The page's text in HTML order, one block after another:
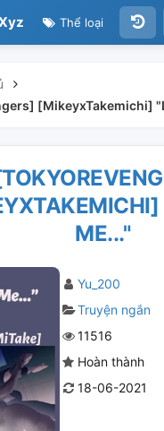
Thể loại
[MikeyxTakemichi]
ME..."
Yu_200
Truyện ngắn
11516
Hoàn thành
18-06-2021